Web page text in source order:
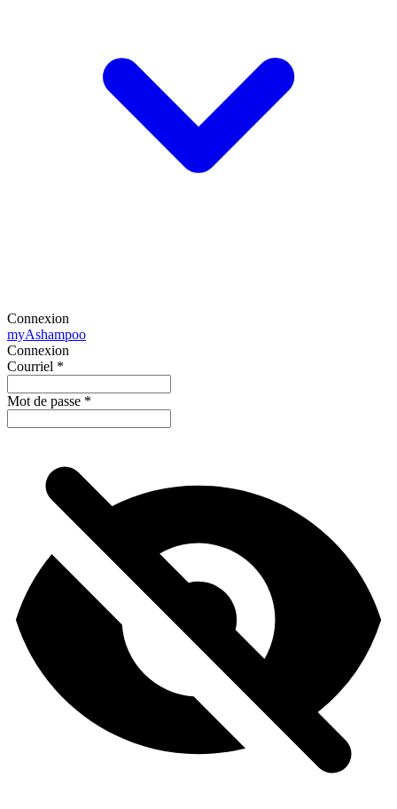
Connexion
myAshampoo
Connexion
Courriel *
Mot de passe *